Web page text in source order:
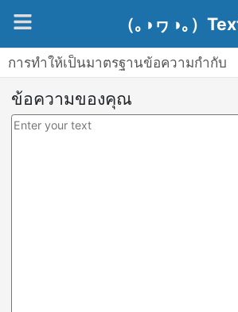
（｡◑ヮ◑｡）
การทำให้เป็นมาตรฐานข้อความกำกับ
ข้อความของคุณ